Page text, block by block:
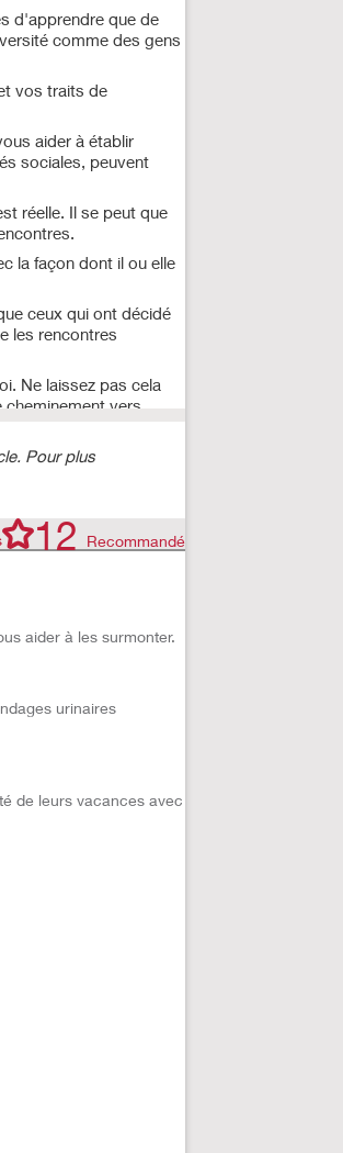
d'apprendre que de
comme des gens
vos traits de
aider à établir
sociales, peuvent
réelle. Il se peut que
la façon dont il ou elle
ceux qui ont décidé
les rencontres
Ne laissez pas cela
vers
Pour plus
12 Recommandé
aider à les surmonter.
urinaires
de leurs vacances avec